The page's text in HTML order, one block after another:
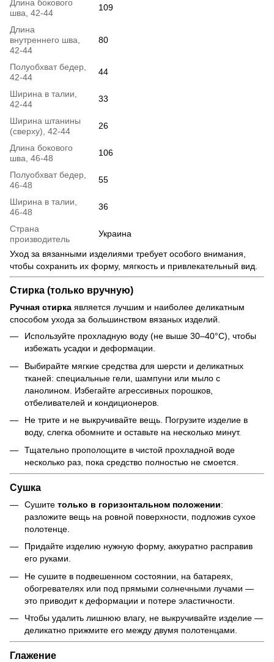
Длина бокового
шва, 42-44
109
Длина
внутреннего шва,
42-44
80
Полуобхват бедер,
42-44
44
Ширина в талии,
42-44
33
Ширина штанины
(сверху), 42-44
26
Длина бокового
шва, 46-48
106
Полуобхват бедер,
46-48
55
Ширина в талии,
46-48
36
Страна
производитель
Украина
Уход за вязанными изделиями требует особого внимания,
чтобы сохранить их форму, мягкость и привлекательный вид.
Стирка (только вручную)
Ручная стирка является лучшим и наиболее деликатным
способом ухода за большинством вязаных изделий.
Используйте прохладную воду (не выше 30–40°C), чтобы
избежать усадки и деформации.
Выбирайте мягкие средства для шерсти и деликатных
тканей: специальные гели, шампуни или мыло с
ланолином. Избегайте агрессивных порошков,
отбеливателей и кондиционеров.
Не трите и не выкручивайте вещь. Погрузите изделие в
воду, слегка обомните и оставьте на несколько минут.
Тщательно прополощите в чистой прохладной воде
несколько раз, пока средство полностью не смоется.
Сушка
Сушите только в горизонтальном положении:
разложите вещь на ровной поверхности, подложив сухое
полотенце.
Придайте изделию нужную форму, аккуратно расправив
его руками.
Не сушите в подвешенном состоянии, на батареях,
обогревателях или под прямыми солнечными лучами —
это приводит к деформации и потере эластичности.
Чтобы удалить лишнюю влагу, не выкручивайте изделие —
деликатно прижмите его между двумя полотенцами.
Глажение